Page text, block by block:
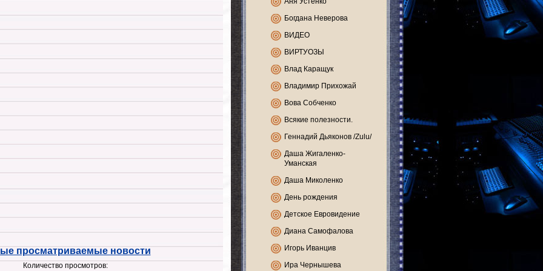
просматриваемые новости
Количество просмотров:
Богдана Неверова
ВИДЕО
ВИРТУОЗЫ
Влад Каращук
Владимир Прихожай
Вова Собченко
Всякие полезности.
Геннадий Дьяконов /Zulu/
Даша Жигаленко-
Уманская
Даша Миколенко
День рождения
Детское Евровидение
Диана Самофалова
Игорь Иванцив
Ира Чернышева